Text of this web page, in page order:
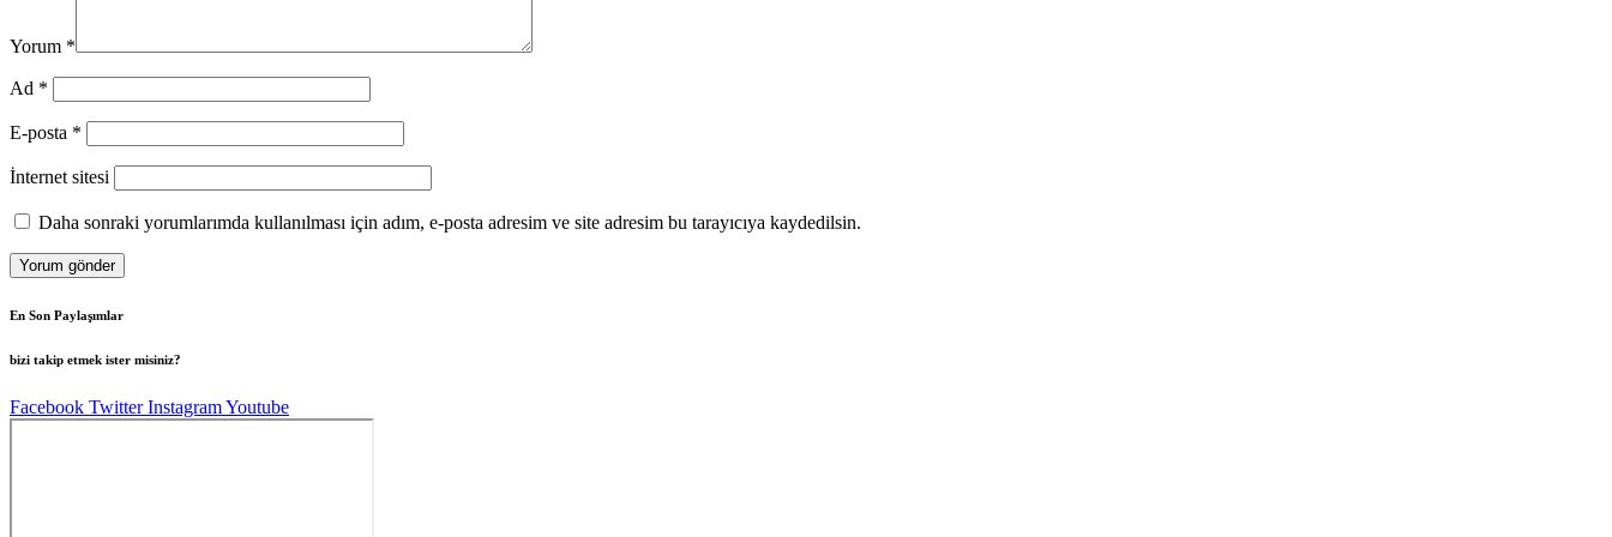
Yorum *
Ad *
E-posta *
İnternet sitesi
Daha sonraki yorumlarımda kullanılması için adım, e-posta adresim ve site adresim bu tarayıcıya kaydedilsin.
En Son Paylaşımlar
bizi takip etmek ister misiniz?
Facebook Twitter InstagramYoutube